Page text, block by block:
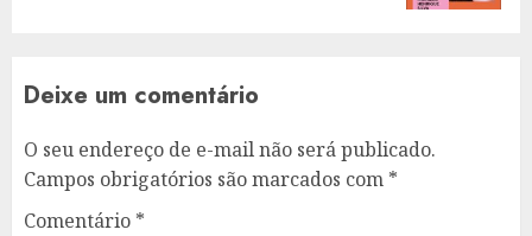
Deixe um comentário
O seu endereço de e-mail não será publicado.
Campos obrigatórios são marcados com *
Comentário *